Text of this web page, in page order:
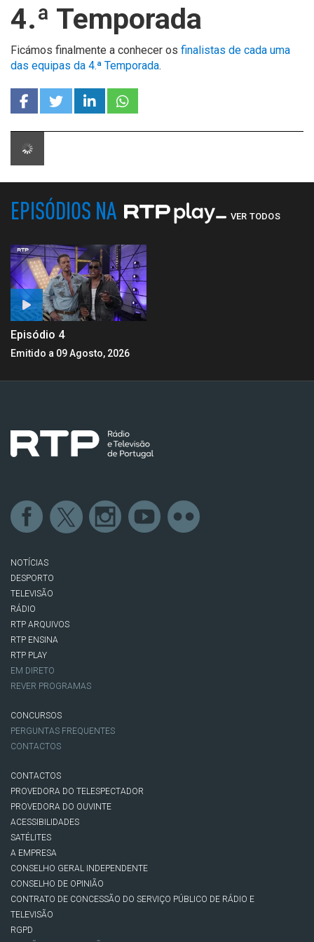
4.ª Temporada
Ficámos finalmente a conhecer os finalistas de cada uma
das equipas da 4.ª Temporada.
EPISÓDIOS NA VER TODOS
Episódio 4
Emitido a 09 Agosto, 2026
NOTÍCIAS
DESPORTO
TELEVISÃO
RÁDIO
RTP ARQUIVOS
RTP ENSINA
RTP PLAY
EM DIRETO
REVER PROGRAMAS
CONCURSOS
PERGUNTAS FREQUENTES
CONTACTOS
CONTACTOS
PROVEDORA DO TELESPECTADOR
PROVEDORA DO OUVINTE
ACESSIBILIDADES
SATÉLITES
A EMPRESA
CONSELHO GERAL INDEPENDENTE
CONSELHO DE OPINIÃO
CONTRATO DE CONCESSÃO DO SERVIÇO PÚBLICO DE RÁDIO E
TELEVISÃO
RGPD